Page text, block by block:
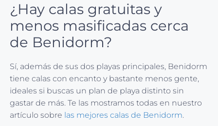
¿Hay calas gratuitas y
menos masificadas cerca
de Benidorm?
Sí, además de sus dos playas principales, Benidorm
tiene calas con encanto y bastante menos gente,
ideales si buscas un plan de playa distinto sin
gastar de más. Te las mostramos todas en nuestro
artículo sobre las mejores calas de Benidorm.